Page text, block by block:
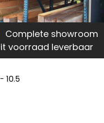
Complete showroom
voorraad leverbaar
- 10.5